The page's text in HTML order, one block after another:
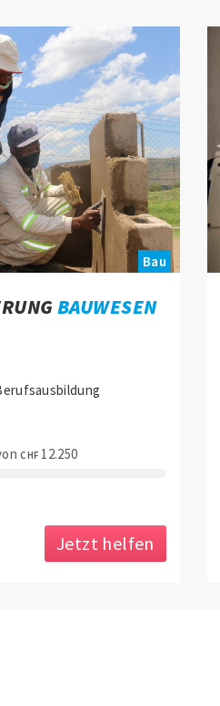
CHF
gespendet
8
Spendende
19.47%
Status
Jetzt teilen
2120
Bau
BAUWESEN
CHF12.250
Jetzt helfen